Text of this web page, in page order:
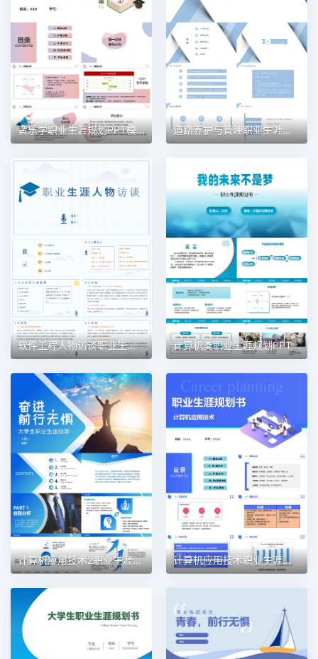
音乐学职业生涯规划PPT模板 道路养护与管理职业生涯规划PPT模板
软件工程人物访谈职业生涯规划PPT模板 计算机类职业生涯规划PPT模板
计算机应用技术2职业生涯规划PPT模板 计算机应用技术职业生涯规划PPT模板